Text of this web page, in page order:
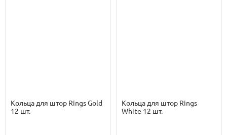
Кольца для штор Rings Gold
12 шт.
Кольца для штор Rings
White 12 шт.